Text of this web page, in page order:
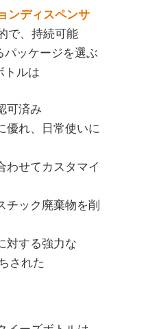
ンディスペンサ
で、持続可能
パッケージを選ぶ
トルは
可済み
優れ、日常使いに
わせてカスタマイ
チック廃棄物を削
対する強力な
された